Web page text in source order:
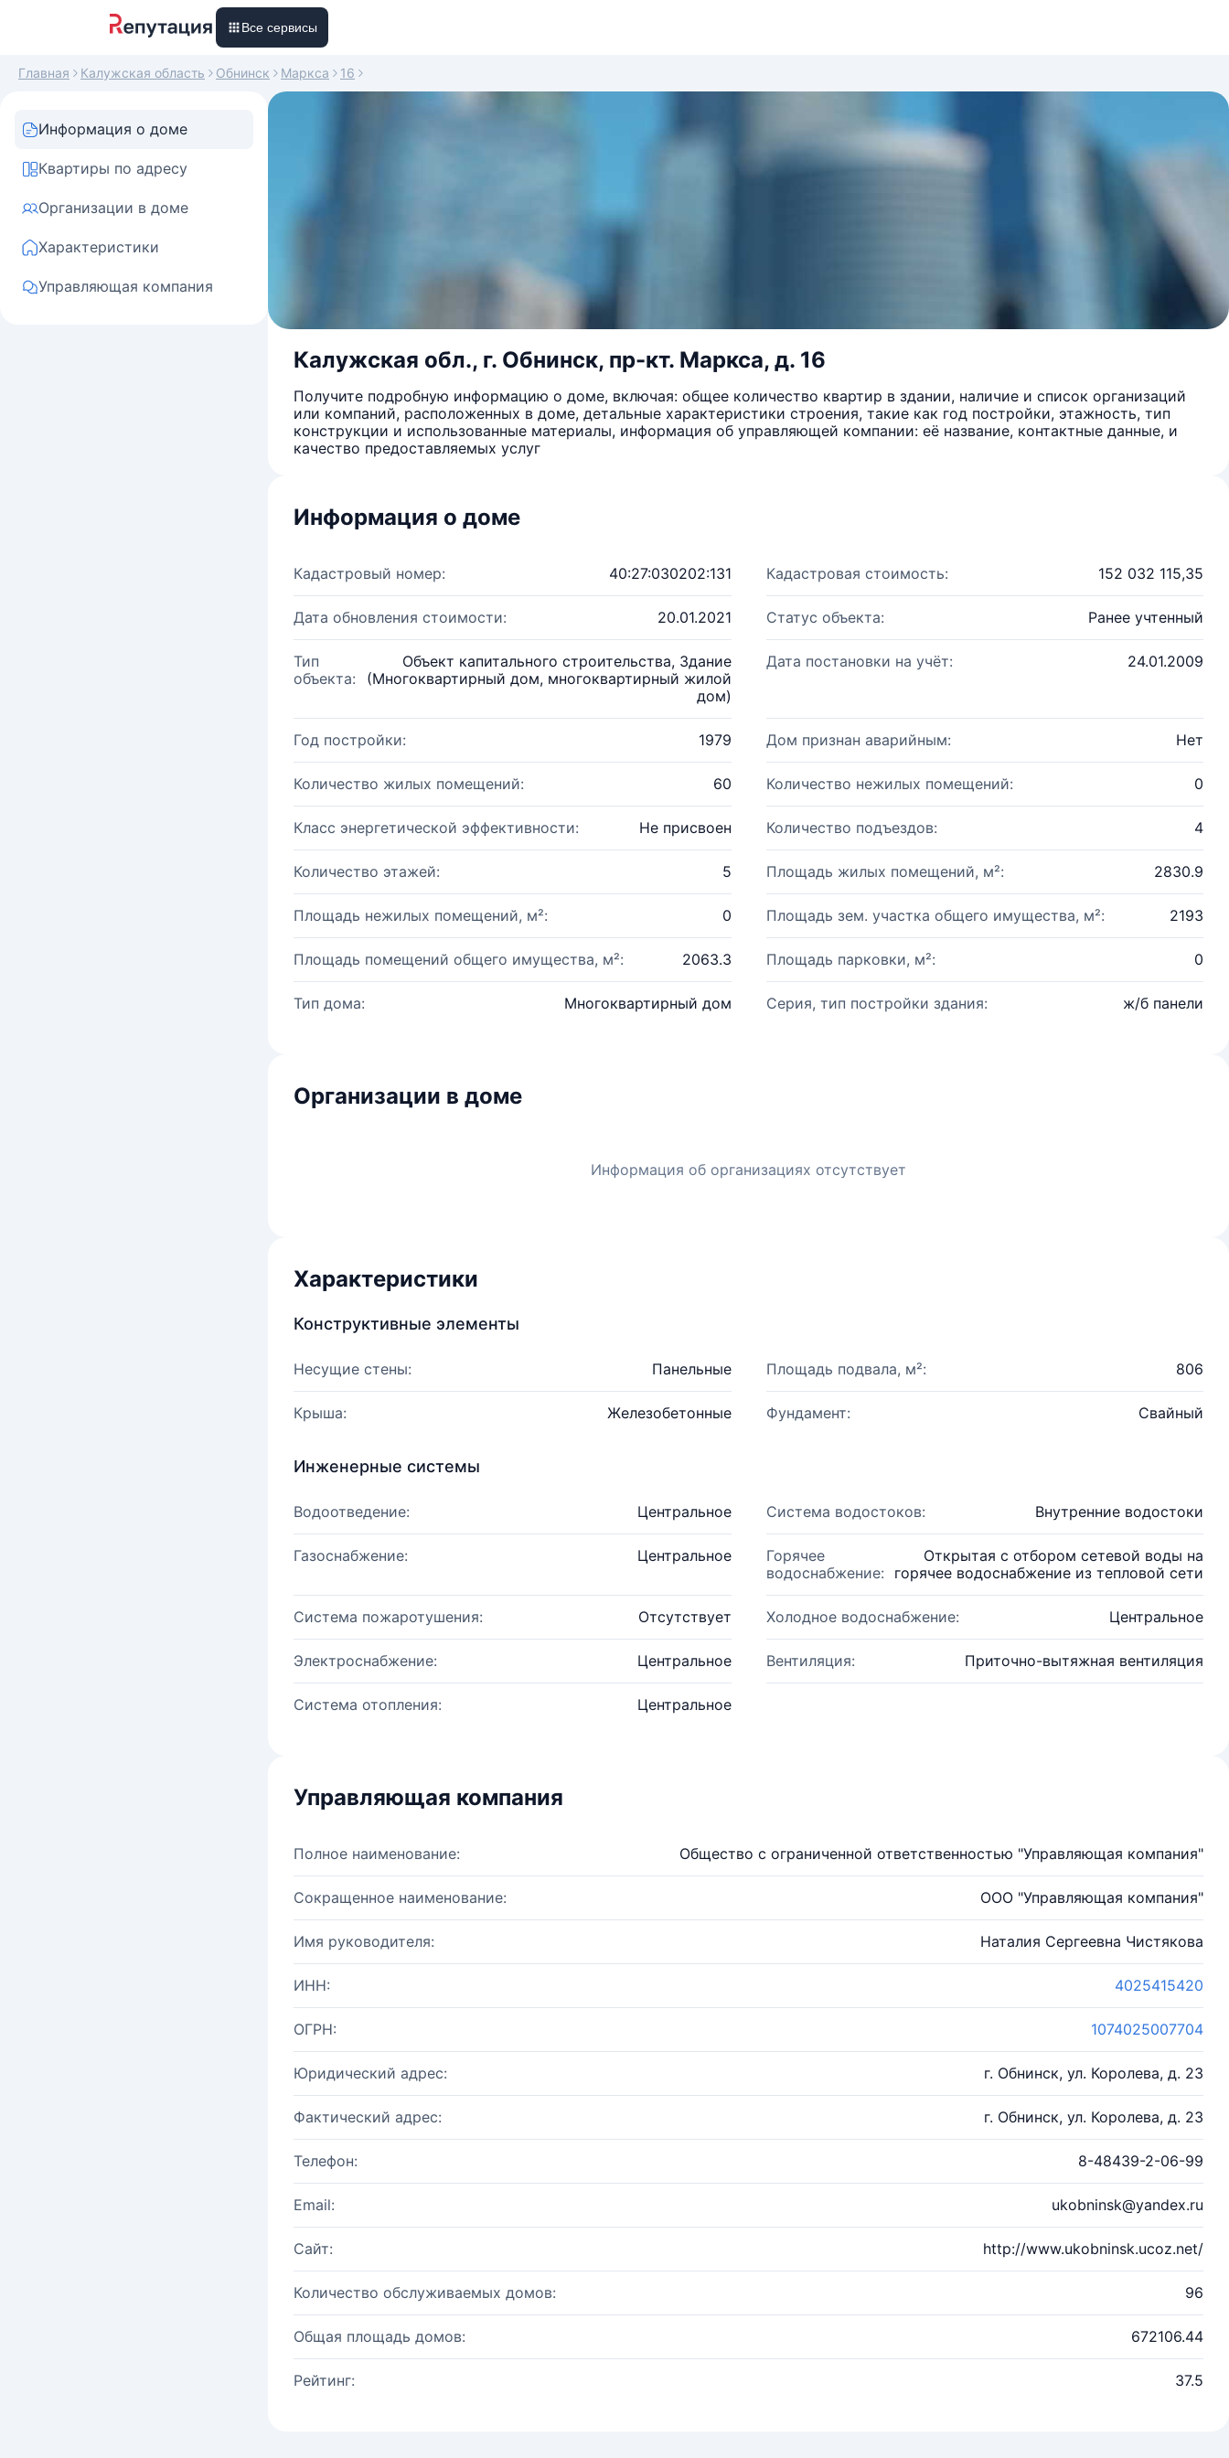
Все сервисы
Главная Калужская область Обнинск Маркса 16
Информация о доме
Квартиры по адресу
Организации в доме
Характеристики
Управляющая компания
Калужская обл., г. Обнинск, пр-кт. Маркса, д. 16
Получите подробную информацию о доме, включая: общее количество квартир в здании, наличие и список организаций
или компаний, расположенных в доме, детальные характеристики строения, такие как год постройки, этажность, тип
конструкции и использованные материалы, информация об управляющей компании: её название, контактные данные, и
качество предоставляемых услуг
Информация о доме
Кадастровый номер: 40:27:030202:131 Кадастровая стоимость: 152 032 115,35
Дата обновления стоимости: 20.01.2021 Статус объекта: Ранее учтенный
Тип
объекта:
Объект капитального строительства, Здание
(Многоквартирный дом, многоквартирный жилой
дом)
Дата постановки на учёт: 24.01.2009
Год постройки: 1979 Дом признан аварийным: Нет
Количество жилых помещений: 60 Количество нежилых помещений: 0
Класс энергетической эффективности: Не присвоен Количество подъездов: 4
Количество этажей: 5 Площадь жилых помещений, м²: 2830.9
Площадь нежилых помещений, м²: 0 Площадь зем. участка общего имущества, м²: 2193
Площадь помещений общего имущества, м²: 2063.3 Площадь парковки, м²: 0
Тип дома: Многоквартирный дом Серия, тип постройки здания: ж/б панели
Организации в доме
Информация об организациях отсутствует
Характеристики
Конструктивные элементы
Несущие стены: Панельные Площадь подвала, м²: 806
Крыша: Железобетонные Фундамент: Свайный
Инженерные системы
Водоотведение: Центральное Система водостоков: Внутренние водостоки
Газоснабжение: Центральное
Горячее
водоснабжение:
Открытая с отбором сетевой воды на
горячее водоснабжение из тепловой сети
Система пожаротушения: Отсутствует Холодное водоснабжение: Центральное
Электроснабжение: Центральное Вентиляция: Приточно-вытяжная вентиляция
Система отопления: Центральное
Управляющая компания
Полное наименование: Общество с ограниченной ответственностью "Управляющая компания"
Сокращенное наименование: ООО "Управляющая компания"
Имя руководителя: Наталия Сергеевна Чистякова
ИНН: 4025415420
ОГРН: 1074025007704
Юридический адрес: г. Обнинск, ул. Королева, д. 23
Фактический адрес: г. Обнинск, ул. Королева, д. 23
Телефон: 8-48439-2-06-99
Email: ukobninsk@yandex.ru
Сайт: http://www.ukobninsk.ucoz.net/
Количество обслуживаемых домов: 96
Общая площадь домов: 672106.44
Рейтинг: 37.5